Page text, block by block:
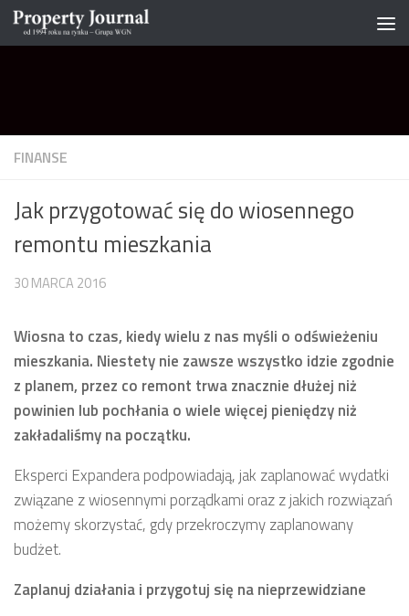
Skip to content
FINANSE
Jak przygotować się do wiosennego
remontu mieszkania
30 MARCA 2016
Wiosna to czas, kiedy wielu z nas myśli o odświeżeniu
mieszkania. Niestety nie zawsze wszystko idzie zgodnie
z planem, przez co remont trwa znacznie dłużej niż
powinien lub pochłania o wiele więcej pieniędzy niż
zakładaliśmy na początku.
Eksperci Expandera podpowiadają, jak zaplanować wydatki
związane z wiosennymi porządkami oraz z jakich rozwiązań
możemy skorzystać, gdy przekroczymy zaplanowany
budżet.
Zaplanuj działania i przygotuj się na nieprzewidziane